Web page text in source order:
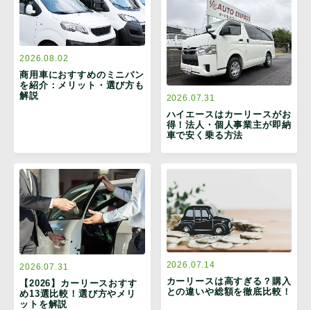
2026.08.02
商用車におすすめのミニバン
を紹介：メリット・選び方も
解説
2026.07.31
ハイエースはカーリースがお
得！法人・個人事業主が即納
車で安く乗る方法
2026.07.31
【2026】カーリースおすす
め13選比較！選び方やメリ
ットを解説
2026.07.14
カーリースは高すぎる？購入
との違いや総額を徹底比較！